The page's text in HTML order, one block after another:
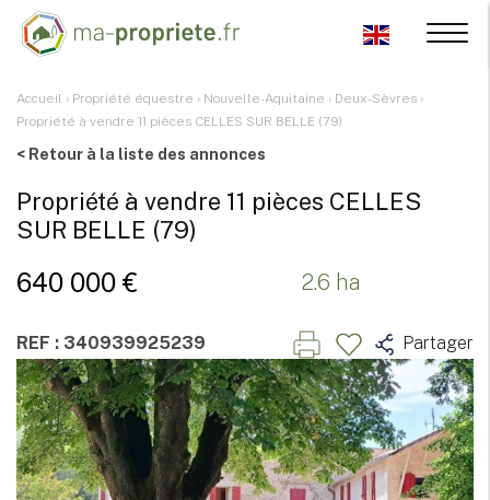
Accueil › Propriété équestre › Nouvelle-Aquitaine › Deux-Sèvres ›
Propriété à vendre 11 pièces CELLES SUR BELLE (79)
< Retour à la liste des annonces
Propriété à vendre 11 pièces CELLES
SUR BELLE (79)
640 000 € 2.6 ha
REF : 340939925239 Partager